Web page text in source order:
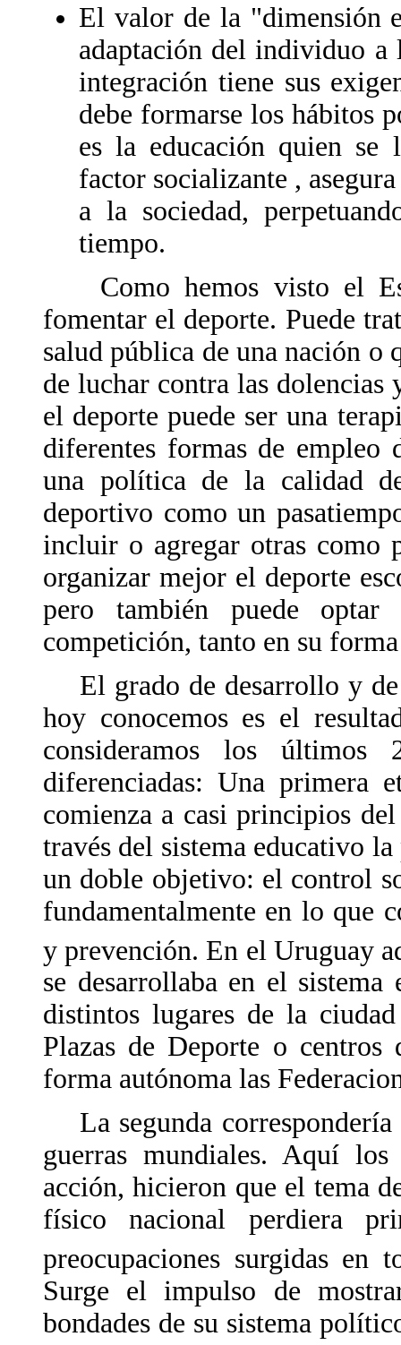
El valor de la "dimensión
adaptación del individuo a
integración tiene sus
debe formarse los hábitos
es la educación quien se
factor socializante ,
a la sociedad,
tiempo.
Como hemos visto el
fomentar el deporte. Puede
salud pública de una nación
de luchar contra las dolencias
el deporte puede ser una
diferentes formas de
una política de la calidad
deportivo como un
incluir o agregar otras como
organizar mejor el deporte
pero también puede
competición, tanto en su
El grado de desarrollo y de
hoy conocemos es el
consideramos los
diferenciadas: Una primera
comienza a casi principios
través del sistema educativo
un doble objetivo: el control
fundamentalmente en lo que
y prevención. En el Uruguay
se desarrollaba en el
distintos lugares de la
Plazas de Deporte o
forma autónoma las
La segunda correspondería
guerras mundiales. Aquí
acción, hicieron que el tema
físico nacional perdiera
preocupaciones surgidas en
Surge el impulso de
bondades de su sistema